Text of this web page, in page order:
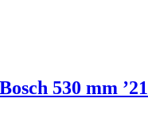
530 mm ’21